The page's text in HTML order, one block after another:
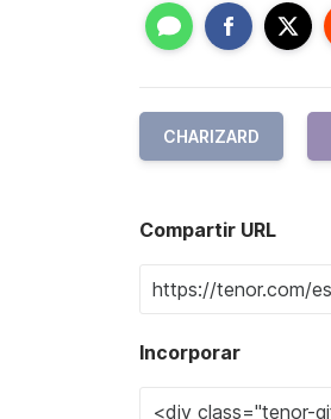
CHARIZARD
Compartir URL
Incorporar